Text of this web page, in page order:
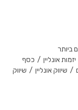
ביותר
יזמות אונליין / כסף
/ שיווק אונליין / שיווק